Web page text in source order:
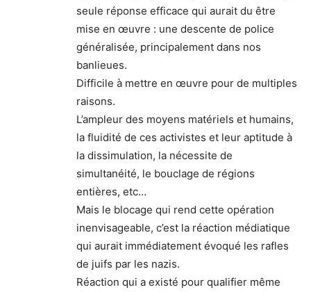
seule réponse efficace qui aurait du être
mise en œuvre : une descente de police
généralisée, principalement dans nos
banlieues.
Difficile à mettre en œuvre pour de multiples
raisons.
L’ampleur des moyens matériels et humains,
la fluidité de ces activistes et leur aptitude à
la dissimulation, la nécessite de
simultanéité, le bouclage de régions
entières, etc…
Mais le blocage qui rend cette opération
inenvisageable, c’est la réaction médiatique
qui aurait immédiatement évoqué les rafles
de juifs par les nazis.
Réaction qui a existé pour qualifier même